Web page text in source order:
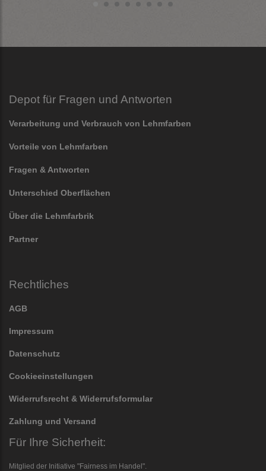
Depot für Fragen und Antworten
Verarbeitung und Verbrauch von Lehmfarben
Vorteile von Lehmfarben
Fragen & Antworten
Unterschied Oberflächen
Über die Lehmfarbrik
Partner
Rechtliches
AGB
Impressum
Datenschutz
Cookieeinstellungen
Widerrufsrecht & Widerrufsformular
Zahlung und Versand
Für Ihre Sicherheit:
Mitglied der Initiative "Fairness im Handel".